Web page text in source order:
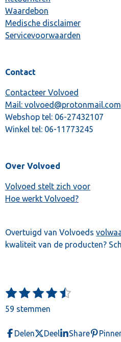
Waardebon
Medische disclaimer
Servicevoorwaarden
Contact
Contacteer Volvoed
Mail: volvoed@protonmail.com
Webshop tel: 06-27432107
Winkel tel: 06-11773245
Over Volvoed
Volvoed stelt zich voor
Hoe werkt Volvoed?
Overtuigd van Volvoeds
kwaliteit van de producten?
R
a
1
s
e
2
s
e
3
s
e
4
s
e
5
e
S
m
e
59 stemmen
Delen Deel Share